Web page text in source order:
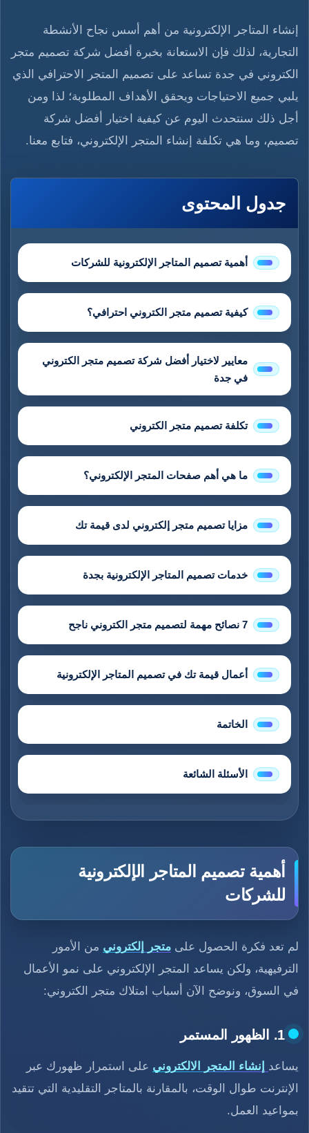
إنشاء المتاجر الإلكترونية من أهم أسس نجاح الأنشطة
التجارية، لذلك فإن الاستعانة بخبرة أفضل شركة تصميم متجر
الكتروني في جدة تساعد على تصميم المتجر الاحترافي الذي
يلبي جميع الاحتياجات ويحقق الأهداف المطلوبة؛ لذا ومن
أجل ذلك سنتحدث اليوم عن كيفية اختيار أفضل شركة
تصميم، وما هي تكلفة إنشاء المتجر الإلكتروني، فتابع معنا.
جدول المحتوى
أهمية تصميم المتاجر الإلكترونية للشركات
كيفية تصميم متجر الكتروني احترافي؟
معايير لاختيار أفضل شركة تصميم متجر الكتروني
في جدة
تكلفة تصميم متجر الكتروني
ما هي أهم صفحات المتجر الإلكتروني؟
مزايا تصميم متجر إلكتروني لدى قيمة تك
خدمات تصميم المتاجر الإلكترونية بجدة
7 نصائح مهمة لتصميم متجر الكتروني ناجح
أعمال قيمة تك في تصميم المتاجر الإلكترونية
الخاتمة
الأسئلة الشائعة
أهمية تصميم المتاجر الإلكترونية
للشركات
لم تعد فكرة الحصول على متجر إلكتروني من الأمور
الترفيهية، ولكن يساعد المتجر الإلكتروني على نمو الأعمال
في السوق، ونوضح الآن أسباب امتلاك متجر الكتروني:
1. الظهور المستمر
يساعد إنشاء المتجر الالكتروني على استمرار ظهورك عبر
الإنترنت طوال الوقت، بالمقارنة بالمتاجر التقليدية التي تتقيد
بمواعيد العمل.